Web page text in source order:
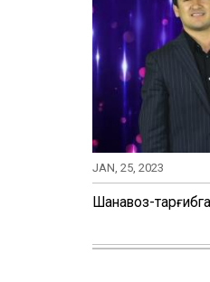
JAN, 25, 2023
Шаҳнавоз-